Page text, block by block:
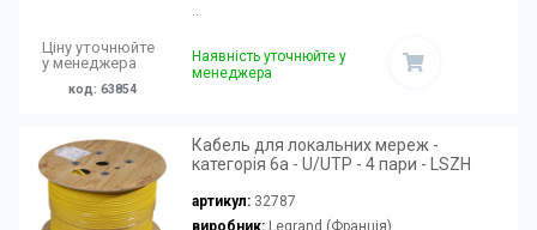
Ціну уточнюйте
у менеджера
код: 63854
..
Наявність уточнюйте у
менеджера
Кабель для локальних мереж -
категорія 6а - U/UTP - 4 пари - LSZH
артикул: 32787
виробник:Legrand (Франція)